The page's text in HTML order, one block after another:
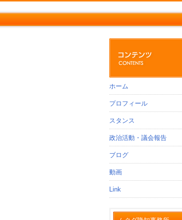
ホーム
プロフィール
スタンス
政治活動・議会報告
ブログ
動画
Link